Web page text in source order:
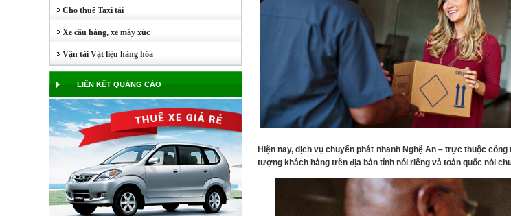
Cho thuê Taxi tải
Xe cẩu hàng, xe máy xúc
Vận tải Vật liệu hàng hóa
LIÊN KẾT QUẢNG CÁO
Hiện nay, dịch vụ chuyển phát nhanh Nghệ An – trực thuộc
tượng khách hàng trên địa bàn tỉnh nói riêng và toàn quốc nói